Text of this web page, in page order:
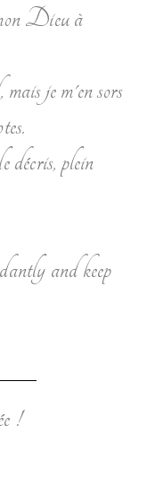
Dieu à
je m'en sors
plein
and keep
!